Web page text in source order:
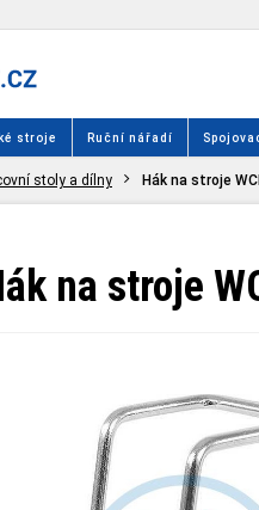
stroje Ruční nářadí
stoly a dílny Hák na stroje
na stroje